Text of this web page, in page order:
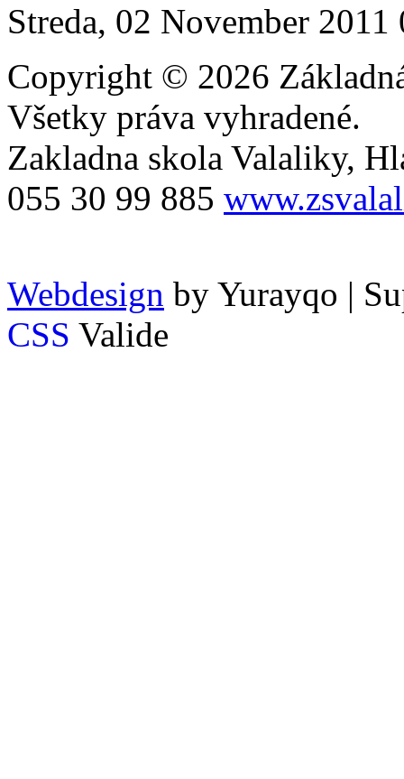
Streda, 02 November 2011
Copyright © 2026
Všetky práva vyhradené.
Zakladna skola Valaliky,
055 30 99 885
Webdesign by Yurayqo |
CSS Valide